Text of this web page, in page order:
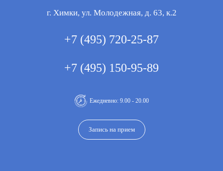
г. Химки, ул. Молодежная, д. 63, к.2
+7 (495) 720-25-87
+7 (495) 150-95-89
Ежедневно: 9.00 - 20.00
Запись на прием